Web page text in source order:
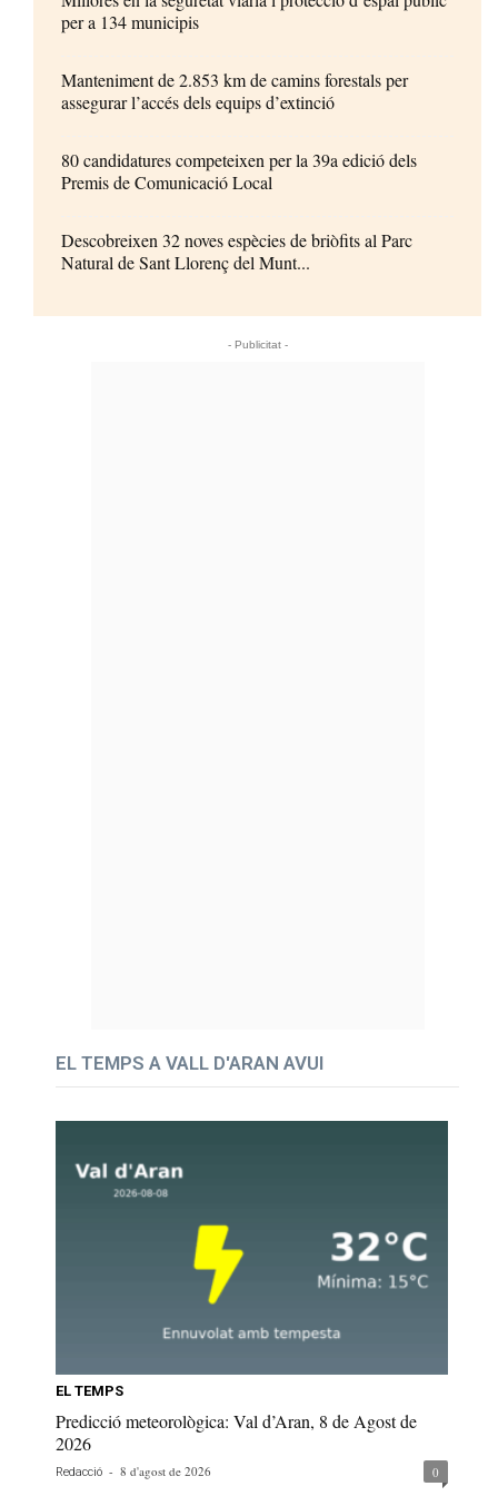
per a 134 municipis
Manteniment de 2.853 km de camins forestals per
assegurar l’accés dels equips d’extinció
80 candidatures competeixen per la 39a edició dels
Premis de Comunicació Local
Descobreixen 32 noves espècies de briòfits al Parc
Natural de Sant Llorenç del Munt...
- Publicitat -
EL TEMPS A VALL D'ARAN AVUI
EL TEMPS
Predicció meteorològica: Val d’Aran, 8 de Agost de
2026
Redacció - 8 d'agost de 2026 0